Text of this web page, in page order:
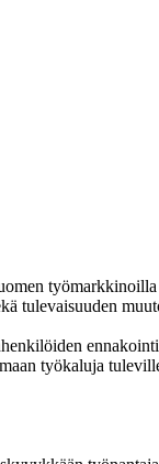
tulevaisuuden
työkaluja